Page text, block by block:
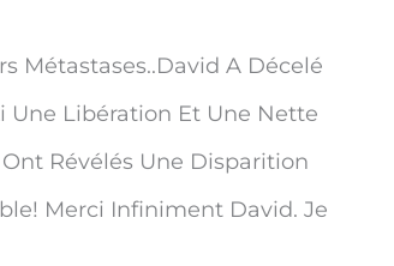
Métastases..david A Décelé
Une Libération Et Une Nette
Révélés Une Disparition
Merci Infiniment David. Je